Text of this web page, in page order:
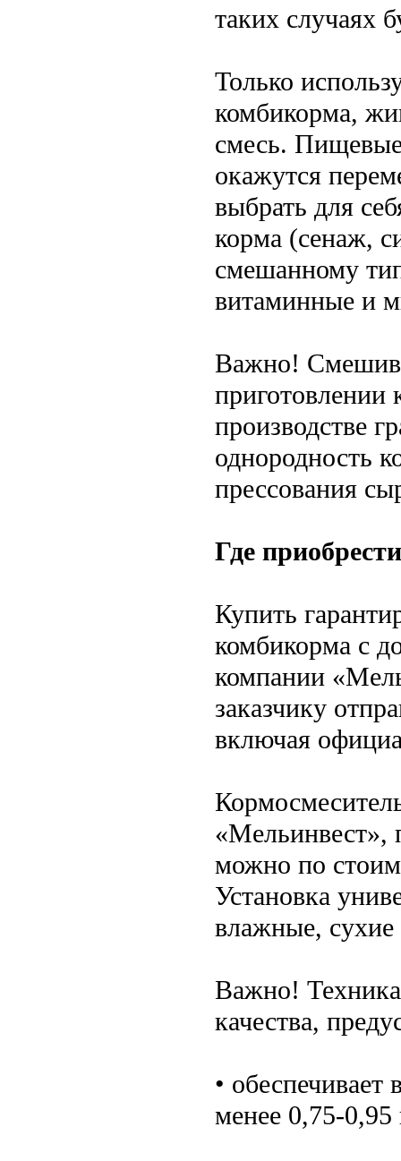
таких случаях
Только
комбикорма,
смесь. Пищевые
окажутся
выбрать для
корма (сенаж,
смешанному
витаминные и
Важно!
приготовлении
производстве
однородность
прессования
Где
Купить
комбикорма с
компании
заказчику
включая
«Мельинвест»,
можно по
Установка
влажные,
Важно! Техника
качества,
•
менее 0,75-0,95